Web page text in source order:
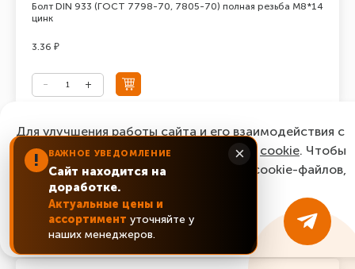
Болт DIN 933 (ГОСТ 7798-70, 7805-70) полная резьба М8*14
цинк
3.36 ₽
Болт DIN 933 (ГОСТ 7798-70, 7805-70) полная резьба М8*16
цинк
Артикул: 933-8*16 Ед. изм. шт.
2.64 ₽
! ВАЖНОЕ УВЕДОМЛЕНИЕ
Сайт находится на
доработке.
Актуальные цены и
ассортимент уточняйте у
наших менеджеров.
×
Для улучшения работы сайта и его взаимодействия с
пользователями мы используем файлы cookie. Чтобы
согласиться с нашим использованием cookie-файлов,
нажмите “Ок, понятно!”
ОК, понятно!